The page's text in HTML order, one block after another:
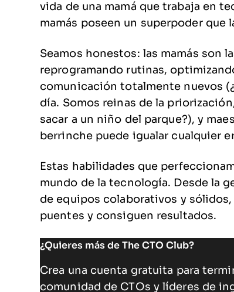
vida de una mamá que trabaja en
mamás poseen un superpoder que
Seamos honestos: las mamás son
reprogramando rutinas,
comunicación totalmente nuevos
día. Somos reinas de la
sacar a un niño del parque?), y
berrinche puede igualar cualquier
Estas habilidades que
mundo de la tecnología. Desde la
de equipos colaborativos y
puentes y consiguen resultados.
¿Quieres más de The CTO Club?
Crea una cuenta gratuita para
comunidad de CTOs y líderes de